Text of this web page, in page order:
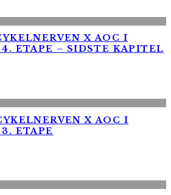
X AOC I
ETAPE – SIDSTE KAPITEL
X AOC I
ETAPE